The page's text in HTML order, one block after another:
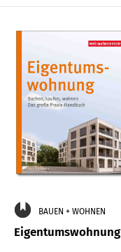
BAUEN + WOHNEN
Eigentumswohnung